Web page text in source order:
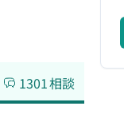
1301相談